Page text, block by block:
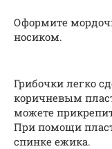
Оформите
носиком.
Грибочки легко
коричневым
можете
При помощи
спинке ежика.